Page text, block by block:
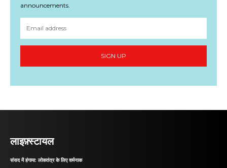
announcements.
SIGN UP
लाइफ़्स्टायल
संसद में हंगामा: लोकतंत्र के लिए शर्मनाक